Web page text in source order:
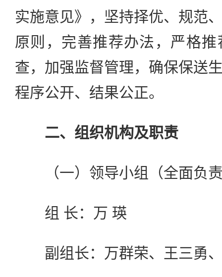
实施意见》，坚持择优、规范
原则，完善推荐办法，严格
查，加强监督管理，确保保送
程序公开、结果公正。
二、组织机构及职责
（一）领导小组（全面负责
组 长：万 瑛
副组长：万群荣、王三勇、